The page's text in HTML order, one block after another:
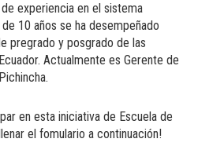
experiencia en el sistema
10 años se ha desempeñado
pregrado y posgrado de las
Actualmente es Gerente de
en esta iniciativa de Escuela de
el fomulario a continuación!